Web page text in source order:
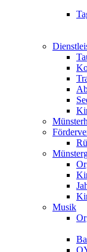
Musik